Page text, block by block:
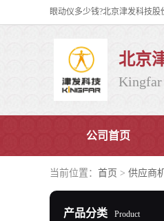
北京
Kingfar
公司首页
当前位置： 首页 > 供应商
产品分类 Product